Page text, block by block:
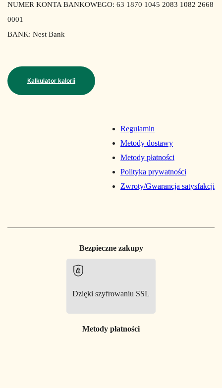
NUMER KONTA BANKOWEGO: 63 1870 1045 2083 1082 2668
0001
BANK: Nest Bank
Kalkulator kalorii
Regulamin
Metody dostawy
Metody płatności
Polityka prywatności
Zwroty/Gwarancja satysfakcji
Bezpieczne zakupy
Dzięki szyfrowaniu SSL
Metody płatności